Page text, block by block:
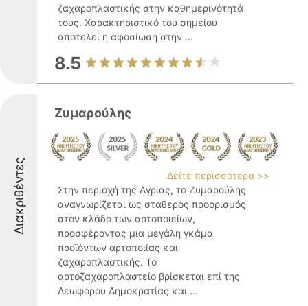
ζαχαροπλαστικής στην καθημερινότητά
τους. Χαρακτηριστικό του σημείου
αποτελεί η αφοσίωση στην ...
8.5
Διακριθέντες
Ζυμαρούλης
Δείτε περισσότερα >>
Στην περιοχή της Αγριάς, το Ζυμαρούλης
αναγνωρίζεται ως σταθερός προορισμός
στον κλάδο των αρτοποιείων,
προσφέροντας μια μεγάλη γκάμα
προϊόντων αρτοποιίας και
ζαχαροπλαστικής. Το
αρτοζαχαροπλαστείο βρίσκεται επί της
Λεωφόρου Δημοκρατίας και ...